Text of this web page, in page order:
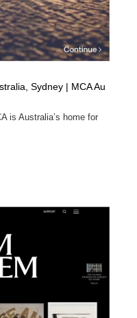
Sydney | MCA Au
is Australia’s home for